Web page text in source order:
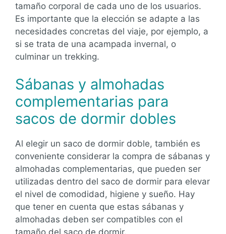
tamaño corporal de cada uno de los usuarios.
Es importante que la elección se adapte a las
necesidades concretas del viaje, por ejemplo, a
si se trata de una acampada invernal, o
culminar un trekking.
Sábanas y almohadas
complementarias para
sacos de dormir dobles
Al elegir un saco de dormir doble, también es
conveniente considerar la compra de sábanas y
almohadas complementarias, que pueden ser
utilizadas dentro del saco de dormir para elevar
el nivel de comodidad, higiene y sueño. Hay
que tener en cuenta que estas sábanas y
almohadas deben ser compatibles con el